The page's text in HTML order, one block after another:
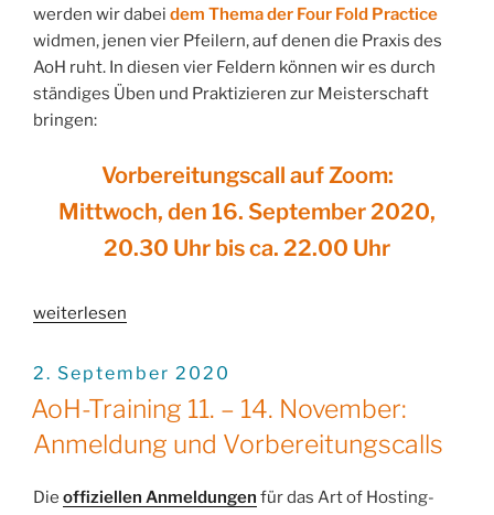
werden wir dabei dem Thema der Four Fold Practice
widmen, jenen vier Pfeilern, auf denen die Praxis des
AoH ruht. In diesen vier Feldern können wir es durch
ständiges Üben und Praktizieren zur Meisterschaft
bringen:
Vorbereitungscall auf Zoom:
Mittwoch, den 16. September 2020,
20.30 Uhr bis ca. 22.00 Uhr
„AoH-
11.
14.
November:
zur
weiterlesen
VERÖFFENTLICHT
2. September 2020
AoH-Training 11. – 14. November:
Anmeldung und Vorbereitungscalls
Die offiziellen Anmeldungen für das Art of Hosting-